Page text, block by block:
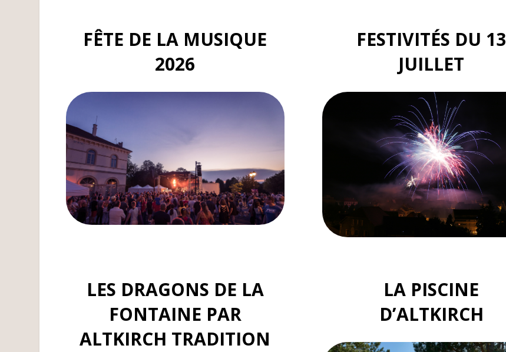
FÊTE DE LA MUSIQUE
2026
FESTIVITÉS DU 13
JUILLET
LES DRAGONS DE LA
FONTAINE PAR
ALTKIRCH TRADITION
LA PISCINE
D’ALTKIRCH